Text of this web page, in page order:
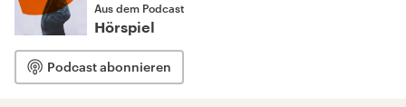
Aus dem Podcast
Hörspiel
Podcast abonnieren